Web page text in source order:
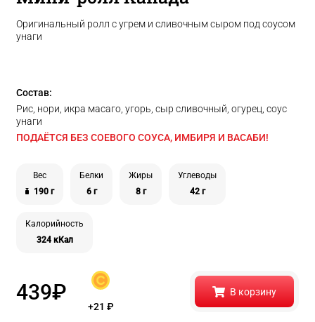
Оригинальный ролл с угрем и сливочным сыром под соусом
унаги
Состав:
Рис, нори, икра масаго, угорь, сыр сливочный, огурец, соус
унаги
ПОДАЁТСЯ БЕЗ СОЕВОГО СОУСА, ИМБИРЯ И ВАСАБИ!
Вес
190 г
Белки
6 г
Жиры
8 г
Углеводы
42 г
Калорийность
324 кКал
439₽
+21 ₽
В корзину